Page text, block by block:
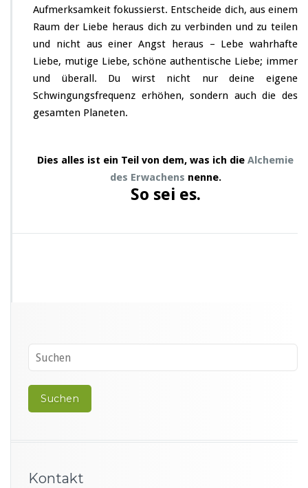
Aufmerksamkeit fokussierst. Entscheide dich, aus einem
Raum der Liebe heraus dich zu verbinden und zu teilen
und nicht aus einer Angst heraus – Lebe wahrhafte
Liebe, mutige Liebe, schöne authentische Liebe; immer
und überall. Du wirst nicht nur deine eigene
Schwingungsfrequenz erhöhen, sondern auch die des
gesamten Planeten.
Dies alles ist ein Teil von dem, was ich die Alchemie
des Erwachens nenne.
So sei es.
Kontakt